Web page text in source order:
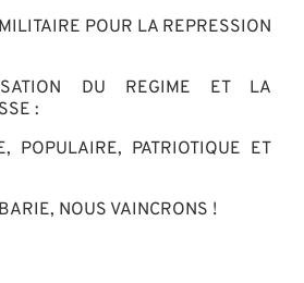
POUR LA REPRESSION
DU REGIME ET LA
:
POPULAIRE, PATRIOTIQUE ET
NOUS VAINCRONS !